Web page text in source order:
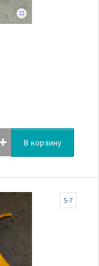
В корзину
5-7